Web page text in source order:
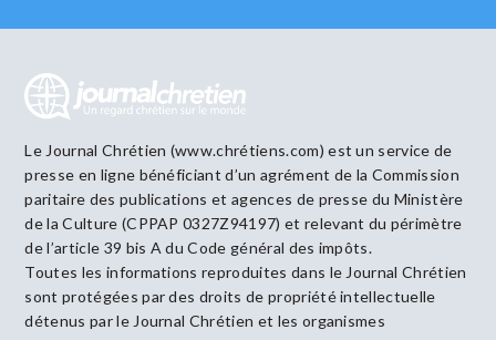
Le Journal Chrétien (www.chrétiens.com) est un service de
presse en ligne bénéficiant d’un agrément de la Commission
paritaire des publications et agences de presse du Ministère
de la Culture (CPPAP 0327Z94197) et relevant du périmètre
de l’article 39 bis A du Code général des impôts.
Toutes les informations reproduites dans le Journal Chrétien
sont protégées par des droits de propriété intellectuelle
détenus par le Journal Chrétien et les organismes